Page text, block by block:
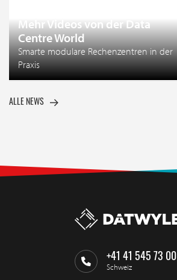
Mehr Videos von der Data
Centre World
Smarte modulare Rechenzentren in der
Praxis
ALLE NEWS
+41 41 545 73 00
Schweiz